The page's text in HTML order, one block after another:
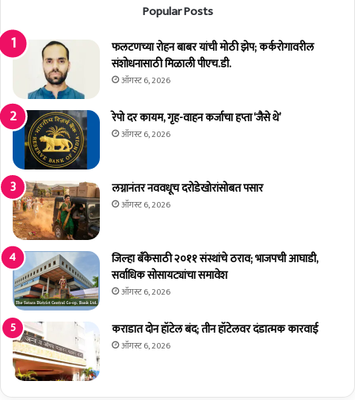
ची
द
क्ष
घ्या
'
;
ख्य
नि
व
ड
णू
क
अ
धि
का
री
ए
स
.
चो
क्क
१
टी
ए
सी
उ
प
क्त
पा
णी
सा
ठा
;
ग
त
व
र्षी
च्या
तु
ल
ने
त
Popular Posts
फलटणच्या रोहन बाबर यांची मोठी झेप; कर्करोगावरील
संशोधनासाठी मिळाली पीएच.डी.
ऑगस्ट 6, 2026
रेपो दर कायम, गृह-वाहन कर्जाचा हप्ता ‘जैसे थे’
ऑगस्ट 6, 2026
लग्नानंतर नववधूच दरोडेखोरांसोबत पसार
ऑगस्ट 6, 2026
जिल्हा बँकेसाठी २०११ संस्थांचे ठराव; भाजपची आघाडी,
सर्वाधिक सोसायट्यांचा समावेश
ऑगस्ट 6, 2026
कराडात दोन हॉटेल बंद; तीन हॉटेलवर दंडात्मक कारवाई
ऑगस्ट 6, 2026